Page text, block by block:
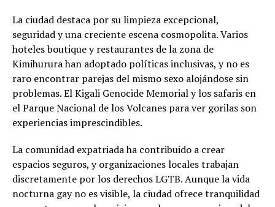
La ciudad destaca por su limpieza excepcional,
seguridad y una creciente escena cosmopolita. Varios
hoteles boutique y restaurantes de la zona de
Kimihurura han adoptado políticas inclusivas, y no es
raro encontrar parejas del mismo sexo alojándose sin
problemas. El Kigali Genocide Memorial y los safaris en
el Parque Nacional de los Volcanes para ver gorilas son
experiencias imprescindibles.
La comunidad expatriada ha contribuido a crear
espacios seguros, y organizaciones locales trabajan
discretamente por los derechos LGTB. Aunque la vida
nocturna gay no es visible, la ciudad ofrece tranquilidad